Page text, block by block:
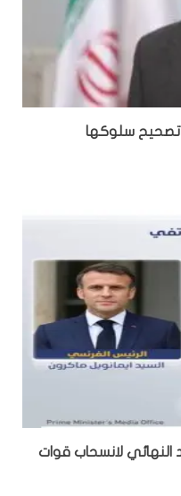
تصحيح سلوكها
أيلول الموعد النهائي لانسحاب قوات